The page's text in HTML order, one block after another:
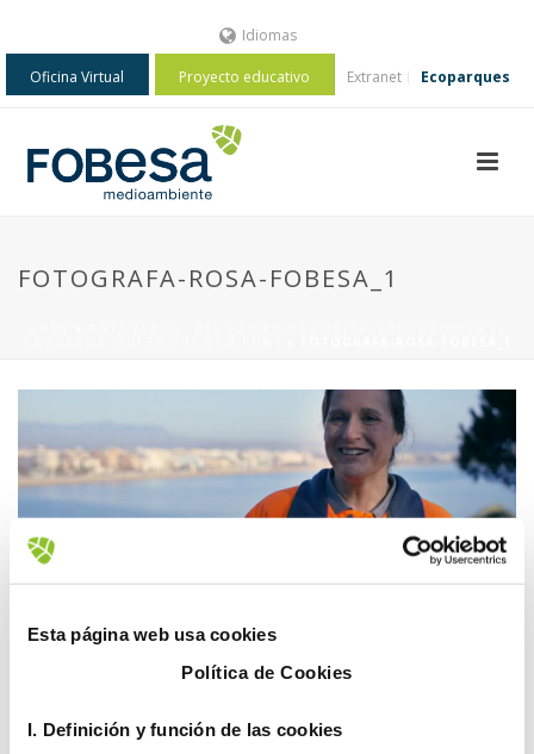
Esta página web usa cookies
Política de Cookies
I. Definición y función de las cookies
Idiomas
Oficina Virtual Proyecto educativo Extranet Ecoparques
FOTOGRAFA-ROSA-FOBESA_1
20 agosto, 2018